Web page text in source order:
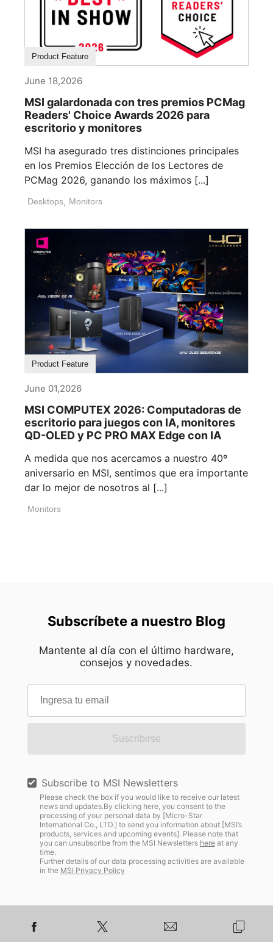
Product Feature
June 18,2026
MSI galardonada con tres premios PCMag
Readers' Choice Awards 2026 para
escritorio y monitores
MSI ha asegurado tres distinciones principales
en los Premios Elección de los Lectores de
PCMag 2026, ganando los máximos [...]
Desktops, Monitors
Product Feature
June 01,2026
MSI COMPUTEX 2026: Computadoras de
escritorio para juegos con IA, monitores
QD-OLED y PC PRO MAX Edge con IA
A medida que nos acercamos a nuestro 40º
aniversario en MSI, sentimos que era importante
dar lo mejor de nosotros al [...]
Monitors
Subscríbete a nuestro Blog
Mantente al día con el último hardware,
consejos y novedades.
Suscribirse
Subscribe to MSI Newsletters
Please check the box if you would like to receive our latest
news and updates.By clicking here, you consent to the
processing of your personal data by [Micro-Star
International Co., LTD.] to send you information about [MSI’s
products, services and upcoming events]. Please note that
you can unsubscribe from the MSI Newsletters hereat any
time.
Further details of our data processing activities are available
in the MSI Privacy Policy